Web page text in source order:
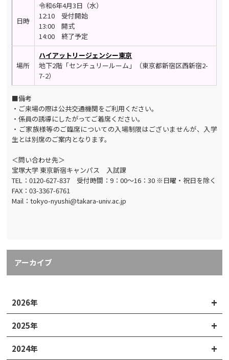
日時
令和6年4月3日（水）
12:10 受付開始
13:00 開式
14:00 終了予定
場所
ハイアットリージェンシー東京
地下2階「センチュリールーム」（東京都新宿区西新宿2-
7-2）
■備考
・ご来場の際は公共交通機関をご利用ください。
・係員の誘導にしたがってご着席ください。
・ご家族様等のご臨席についての入場制限はございませんが、入学
生とは別席のご案内となります。
＜問い合わせ先＞
宝塚大学 東京新宿キャンパス 入試課
TEL：0120-627-837 受付時間：9：00～16：30 ※日曜・祝日を除く
FAX：03-3367-6761
Mail：tokyo-nyushi@takara-univ.ac.jp
アーカイブ
2026年
2025年
2024年